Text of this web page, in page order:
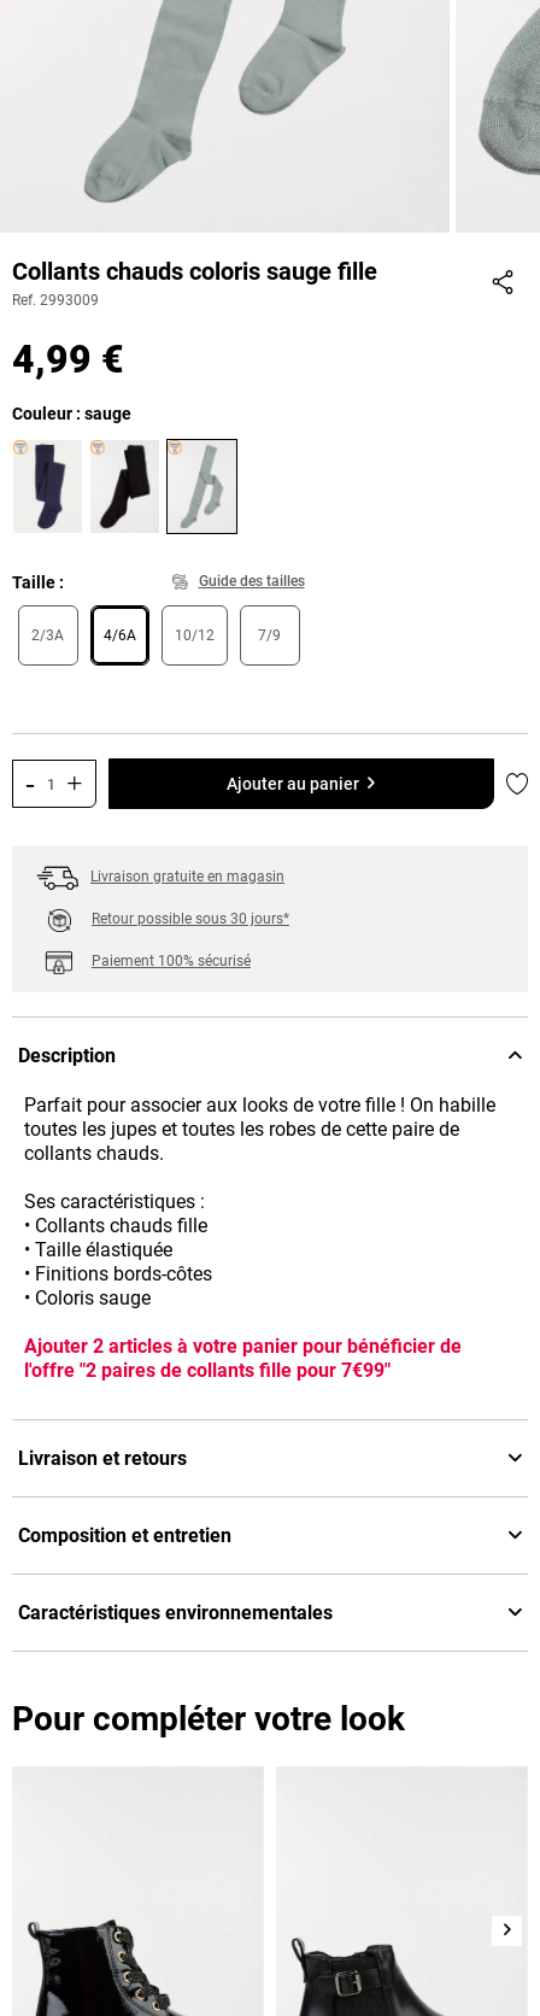
Collants chauds coloris sauge fille
Ref. 2993009
4,99 €
Couleur : sauge
Taille Guide des tailles
2/3A 4/6A 10/12 7/9
- + Ajouter au panier
Livraison gratuite en magasin
Retour possible sous 30 jours*
Paiement 100% sécurisé
Description
Parfait pour associer aux looks de votre fille ! On habille
toutes les jupes et toutes les robes de cette paire de
collants chauds.
Ses caractéristiques :
• Collants chauds fille
• Taille élastiquée
• Finitions bords-côtes
• Coloris sauge
Ajouter 2 articles à votre panier pour bénéficier de
l'offre "2 paires de collants fille pour 7€99"
Livraison et retours
Composition et entretien
Caractéristiques environnementales
Pour compléter votre look